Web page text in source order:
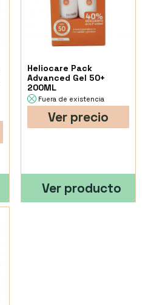
Heliocare Pack
Advanced Gel 50+
200ML
Fuera de existencia
Ver precio
Ver producto